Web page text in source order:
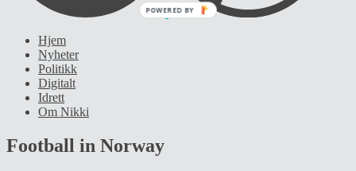
Hjem
Nyheter
Politikk
Digitalt
Idrett
Om Nikki
Football in Norway
POWERED BY